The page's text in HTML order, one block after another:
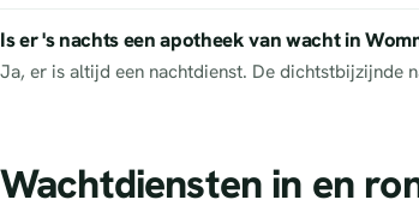
Is er 's nachts een apotheek van wacht in
Ja, er is altijd een nachtdienst. De dichtstbijzijnde
Wachtdiensten in en